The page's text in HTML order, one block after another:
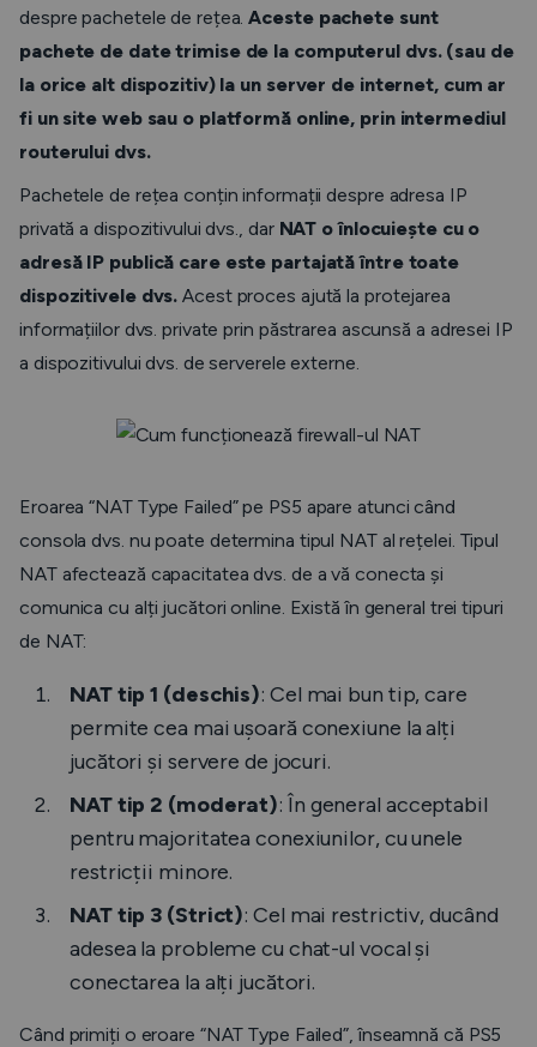
despre pachetele de rețea.Aceste pachete sunt
pachete de date trimise de la computerul dvs. (sau de
la orice alt dispozitiv) la un server de internet, cum ar
fi un site web sau o platformă online, prin intermediul
routerului dvs.
Pachetele de rețea conțin informații despre adresa IP
privată a dispozitivului dvs., dar NAT o înlocuiește cu o
adresă IP publică care este partajată între toate
dispozitivele dvs. Acest proces ajută la protejarea
informațiilor dvs. private prin păstrarea ascunsă a adresei IP
a dispozitivului dvs. de serverele externe.
Eroarea “NAT Type Failed” pe PS5 apare atunci când
consola dvs. nu poate determina tipul NAT al rețelei. Tipul
NAT afectează capacitatea dvs. de a vă conecta și
comunica cu alți jucători online. Există în general trei tipuri
de NAT:
NAT tip 1 (deschis): Cel mai bun tip, care
permite cea mai ușoară conexiune la alți
jucători și servere de jocuri.
NAT tip 2 (moderat): În general acceptabil
pentru majoritatea conexiunilor, cu unele
restricții minore.
NAT tip 3 (Strict): Cel mai restrictiv, ducând
adesea la probleme cu chat-ul vocal și
conectarea la alți jucători.
Când primiți o eroare “NAT Type Failed”, înseamnă că PS5